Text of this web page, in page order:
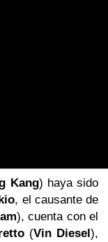
Kang) haya sido
, el causante de
), cuenta con el
(Vin Diesel),